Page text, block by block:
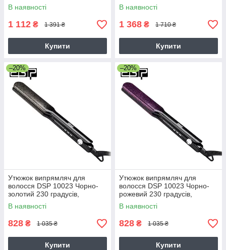
В наявності
1 112 ₴ 1 391 ₴
Купити
В наявності
1 368 ₴ 1 710 ₴
Купити
–20%
Утюжок випрямляч для
волосся DSP 10023 Чорно-
золотий 230 градусів,
турмалінові пластини.
В наявності
828 ₴ 1 035 ₴
Купити
–20%
Утюжок випрямляч для
волосся DSP 10023 Чорно-
рожевий 230 градусів,
турмалінові пластини.
В наявності
828 ₴ 1 035 ₴
Купити